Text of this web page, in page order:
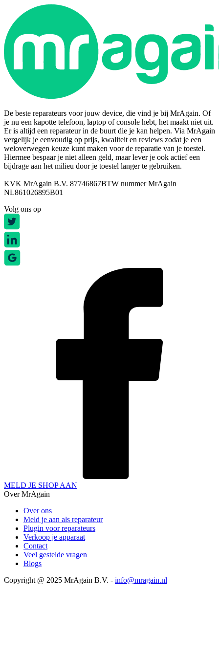
De beste reparateurs voor jouw device, die vind je bij MrAgain. Of
je nu een kapotte telefoon, laptop of console hebt, het maakt niet uit.
Er is altijd een reparateur in de buurt die je kan helpen. Via MrAgain
vergelijk je eenvoudig op prijs, kwaliteit en reviews zodat je een
weloverwegen keuze kunt maken voor de reparatie van je toestel.
Hiermee bespaar je niet alleen geld, maar lever je ook actief een
bijdrage aan het milieu door je toestel langer te gebruiken.
KVK MrAgain B.V. 87746867BTW nummer MrAgain
NL861026895B01
Volg ons op
MELD JE SHOP AAN
Over MrAgain
Over ons
Meld je aan als reparateur
Plugin voor reparateurs
Verkoop je apparaat
Contact
Veel gestelde vragen
Blogs
Copyright @ 2025 MrAgain B.V. - info@mragain.nl